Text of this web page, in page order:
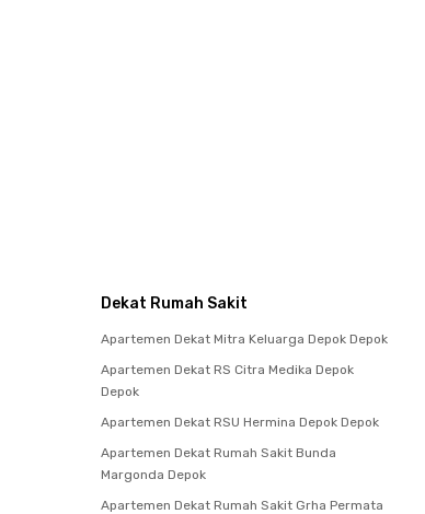
Dekat Rumah Sakit
Apartemen Dekat Mitra Keluarga Depok Depok
Apartemen Dekat RS Citra Medika Depok
Depok
Apartemen Dekat RSU Hermina Depok Depok
Apartemen Dekat Rumah Sakit Bunda
Margonda Depok
Apartemen Dekat Rumah Sakit Grha Permata